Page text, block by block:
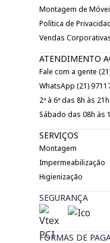
Montagem de
Política de
Vendas
ATENDIMENTO
Fale com a gente
WhatsApp (21)
2ª à 6ª das 8h às 21h
Sábado das 08h às
SERVIÇOS
Montagem
Impermeabilização
Higienização
SEGURANÇA
FORMAS DE